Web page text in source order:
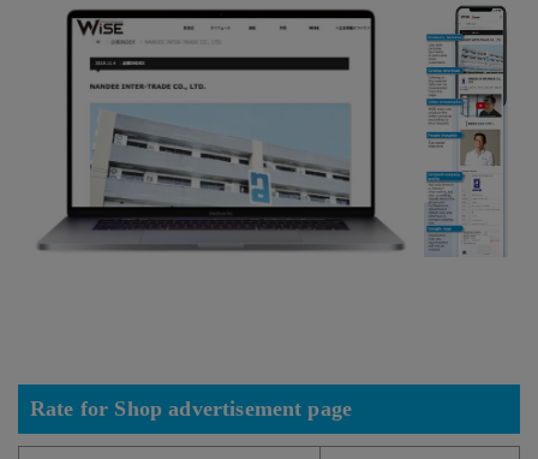
Rate for Shop advertisement page